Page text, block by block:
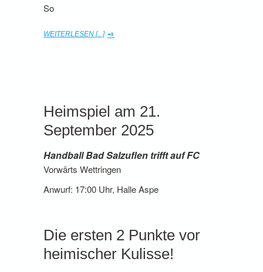
So
WEITERLESEN [...]
Heimspiel am 21.
September 2025
Handball Bad Salzuflen trifft auf FC
Vorwärts Wettringen
Anwurf: 17:00 Uhr, Halle Aspe
Die ersten 2 Punkte vor
heimischer Kulisse!